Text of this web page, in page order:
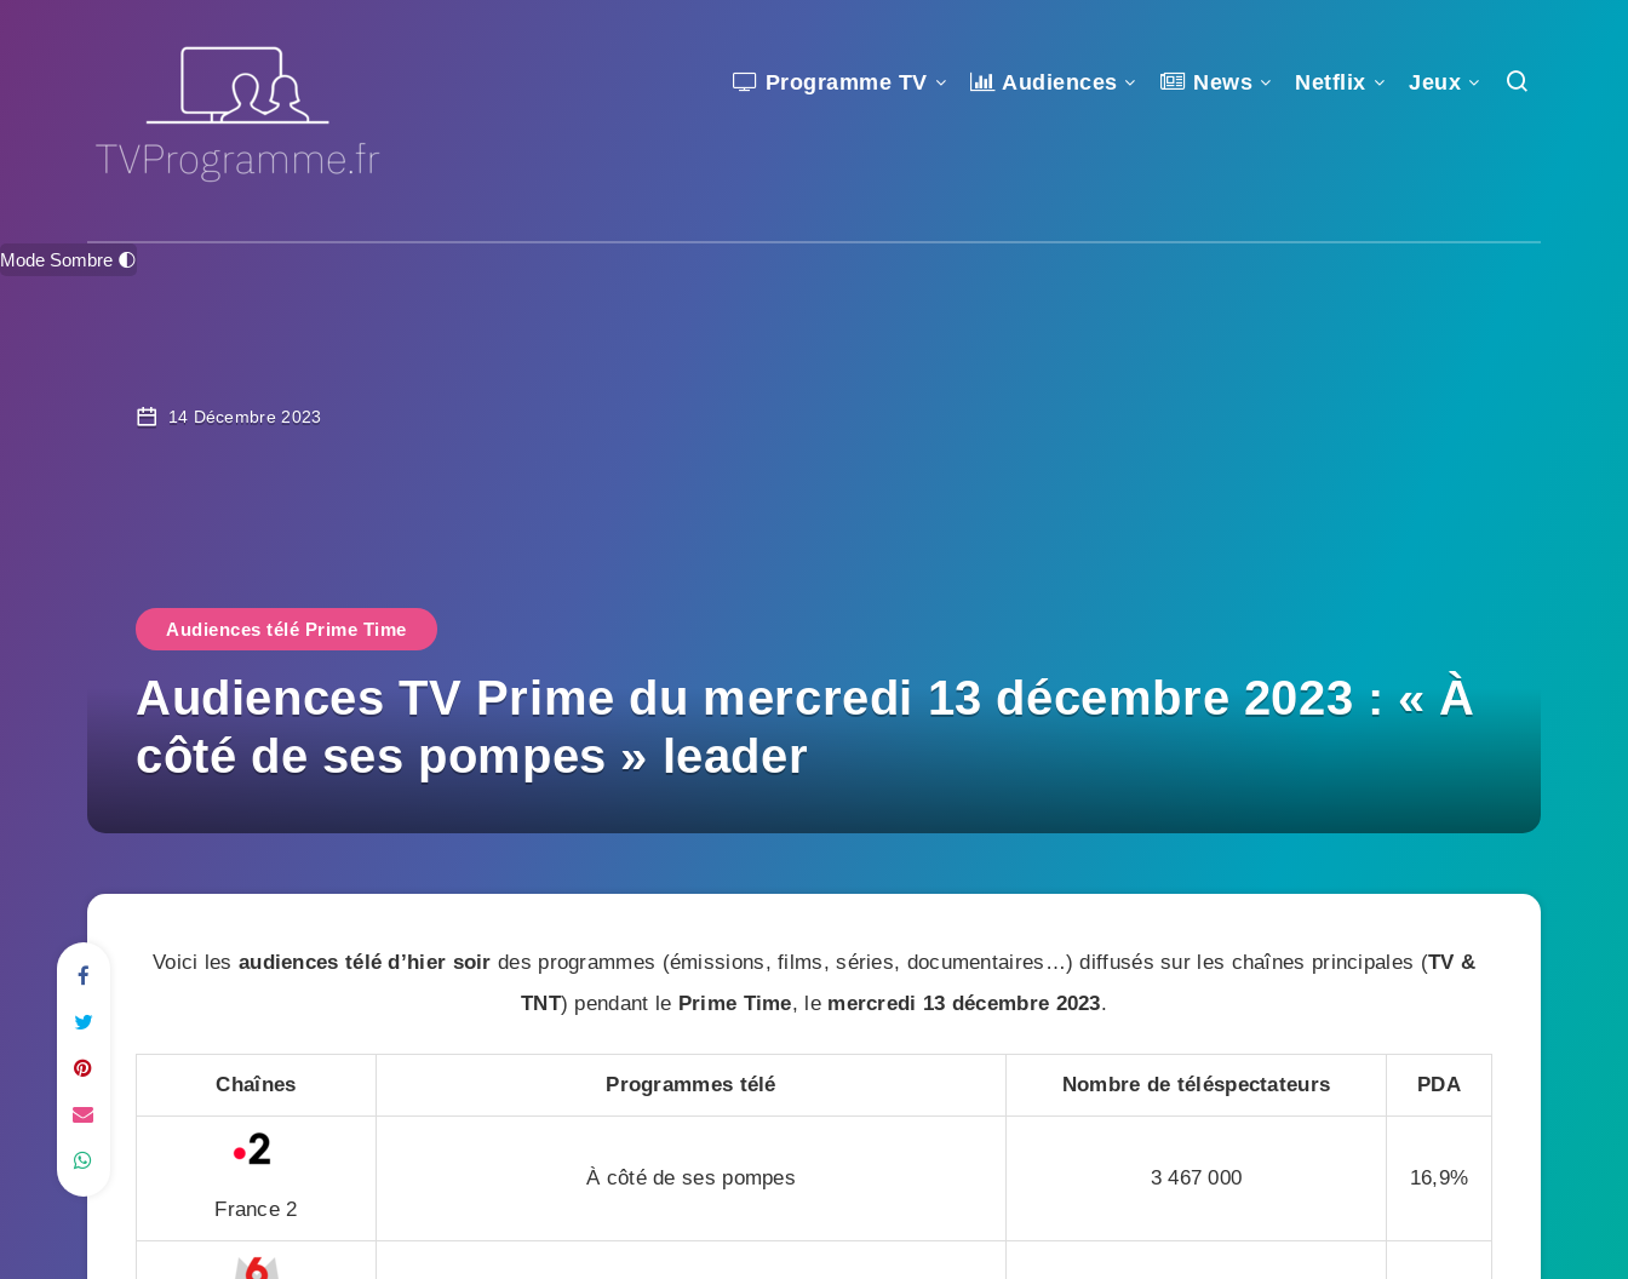
Programme TV Audiences News Netflix Jeux
Mode Sombre 🌓
14 Décembre 2023
Audiences télé Prime Time
Audiences TV Prime du mercredi 13 décembre 2023 : « À
côté de ses pompes » leader
Voici les audiences télé d’hier soir des programmes (émissions, films, séries, documentaires…) diffusés sur les chaînes principales (TV &
TNT) pendant le Prime Time, le mercredi 13 décembre 2023.
Chaînes Programmes télé Nombre de téléspectateurs PDA
France 2
À côté de ses pompes 3 467 000 16,9%